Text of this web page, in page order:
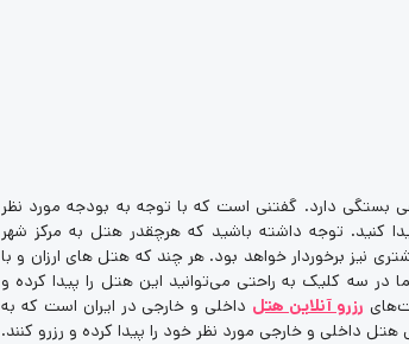
بستگی دارد. گفتنی است که با توجه به بودجه مورد نظر
کنید. توجه داشته باشید که هرچقدر هتل به مرکز شهر
نیز برخوردار خواهد بود. هر چند که هتل های ارزان و با
سه کلیک به راحتی می‌توانید این هتل را پیدا کرده و
رزرو آنلاین هتل داخلی و خارجی در ایران است که به
هتل داخلی و خارجی مورد نظر خود را پیدا کرده و رزرو کنند.